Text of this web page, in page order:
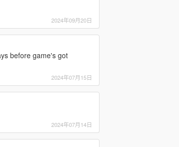
2024年09月20日
before game's got
2024年07月15日
2024年07月14日